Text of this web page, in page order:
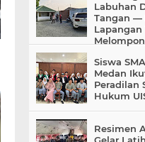
Labuhan
Tangan —
Lapangan
Siswa
Medan
Peradilan
Hukum
Resimen